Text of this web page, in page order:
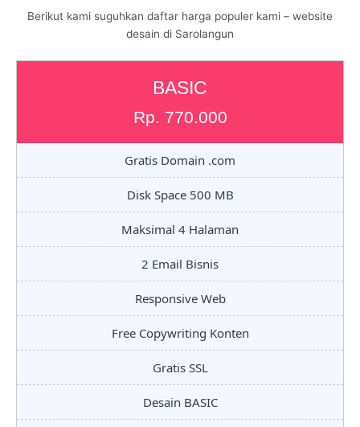
Berikut kami suguhkan daftar harga populer kami – website
desain di Sarolangun
BASIC
Rp. 770.000
Gratis Domain .com
Disk Space 500 MB
Maksimal 4 Halaman
2 Email Bisnis
Responsive Web
Free Copywriting Konten
Gratis SSL
Desain BASIC